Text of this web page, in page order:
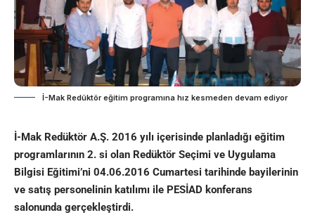
İ-Mak Redüktör eğitim programına hız kesmeden devam ediyor
İ-Mak Redüktör A.Ş. 2016 yılı içerisinde planladığı eğitim
programlarının 2. si olan Redüktör Seçimi ve Uygulama
Bilgisi Eğitimi’ni 04.06.2016 Cumartesi tarihinde bayilerinin
ve satış personelinin katılımı ile PESİAD konferans
salonunda gerçekleştirdi.